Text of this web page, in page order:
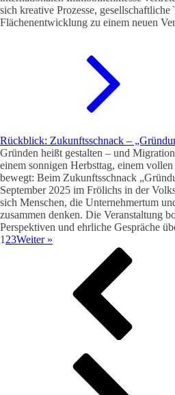
sich kreative Prozesse,
Flächenentwicklung zu einem neuen
Rückblick: Zukunftsschnack –
Gründen heißt gestalten – und
einem sonnigen Herbsttag, einem
bewegt: Beim Zukunftsschnack
September 2025 im Frölichs in der
sich Menschen, die Unternehmertum
zusammen denken. Die Veranstaltung
Perspektiven und ehrliche Gespräche
1 23Weiter »